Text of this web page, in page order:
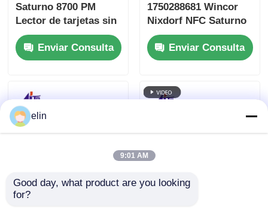
Saturno 8700 PM
Lector de tarjetas sin
contacto 01750288682
Enviar Consulta
1750288681 Wincor
Nixdorf NFC Saturno
8700 PM Sin contacto
Enviar Consulta
elin
9:01 AM
Good day, what product are you looking
for?